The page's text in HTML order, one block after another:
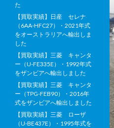
た
【買取実績】日産 セレナ
（6AA-HFC27）・2021年式
をオーストラリアへ輸出しま
した
【買取実績】三菱 キャンタ
ー（U-FE335E）・1992年式
をザンビアへ輸出しました
【買取実績】三菱 キャンタ
ー（TPG-FEB90）・2016年
式をザンビアへ輸出しました
【買取実績】三菱 ローザ
（U-BE437E）・1995年式を